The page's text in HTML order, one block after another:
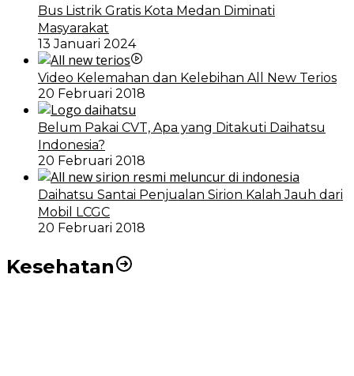
Bus Listrik Gratis Kota Medan Diminati
Masyarakat
13 Januari 2024
Video Kelemahan dan Kelebihan All New Terios
20 Februari 2018
Belum Pakai CVT, Apa yang Ditakuti Daihatsu
Indonesia?
20 Februari 2018
Daihatsu Santai Penjualan Sirion Kalah Jauh dari
Mobil LCGC
20 Februari 2018
Kesehatan